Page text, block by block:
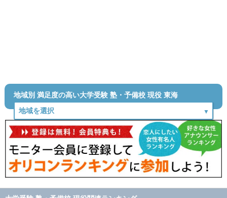
地域別 満足度の高い大学受験 塾・予備校 現役 東海